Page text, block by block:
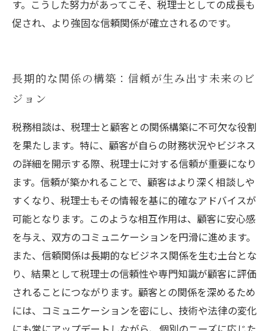
す。こうした努力があってこそ、税理士としての成長も
促され、より強固な信頼関係が確立されるのです。
長期的な関係の構築：信頼が生み出す未来のビ
ジョン
税務相談は、税理士と顧客との関係構築に不可欠な役割
を果たします。特に、顧客が自らの財務状況やビジネス
の詳細を開示する際、税理士に対する信頼が重要になり
ます。信頼が築かれることで、顧客はより深く相談しや
すくなり、税理士もその情報を基に的確なアドバイスが
可能となります。このような相互作用は、顧客に安心感
を与え、双方のコミュニケーションを円滑に進めます。
また、信頼関係は長期的なビジネス関係を生む土台とな
り、結果として税理士の信頼性や専門知識が顧客に評価
されることにつながります。顧客との関係を深めるため
には、コミュニケーションを密にし、技術や法律の変化